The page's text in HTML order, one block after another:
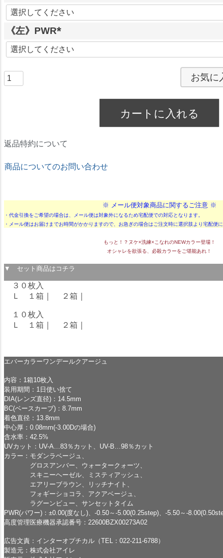
)
(
必
須
)
《左》PWR
(
必
お気に
カートに入れる
返品特約について
商品についてのお問い合わせ
※ メール便対象商品に関するご注意 ※
・代金引換をご希望の場合は、メール便は対象外になるため宅配便での対応となります。
・メール便はお届けまでお時間がかかりますので、お急ぎの場合はご注文時に選択肢より宅配便
もっと！？ヌケ×洗練×こなれのNEWカラー登場！
オシャレを欲張る、必殺カラーをご堪能あれ！
▼ セット商品はコチラ
３０枚入
Ｌ １箱
２箱
１０枚入
Ｌ １箱
２箱
エバーカラーワンデールクアージュ
内容：1箱10枚入
装用期間：1日使い捨て
DIA(レンズ直径)：14.5mm
BC(ベースカーブ)：8.7mm
着色直径：13.8mm
中心厚：0.08mm(-3.00Dの場合)
含水率：42.5%
UVカット：UV-A…83％カット、UV-B…98％カット
カラー：モダンラベージュ、
グロスアンバー、ウォータークォーツ、
スキニーヘーゼル、ミスティアッシュ、
エアリーブラウン、リッチナイト、
フォギーショコラ、アクアベージュ、
ラグーンビュー、サンセットタイム
PWR(パワー)：±0.00(度なし)、-0.50～-5.00(0.25step)、-5.50～-
高度管理医療機器承認番号：22600BZX00273A02
広告文責：インターオプチカル（TEL：022-211-6788）
製造元：株式会社アイレ